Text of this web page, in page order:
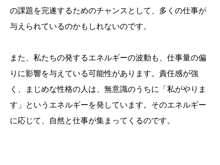
の課題を完遂するためのチャンスとして、多くの仕事が
与えられているのかもしれないのです。
また、私たちの発するエネルギーの波動も、仕事量の偏
りに影響を与えている可能性があります。責任感が強
く、まじめな性格の人は、無意識のうちに「私がやりま
す」というエネルギーを発しています。そのエネルギー
に応じて、自然と仕事が集まってくるのです。